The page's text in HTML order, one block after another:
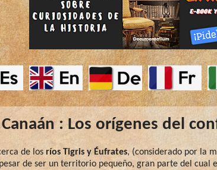
: Los orígenes del
de los ríos Tigris y Éufrates, (considerado por la
de ser un territorio pequeño, gran parte del cual